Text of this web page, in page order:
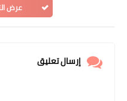
عرض
إرسال تعليق